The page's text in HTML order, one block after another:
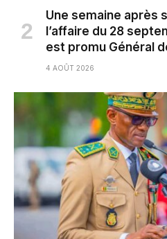
Une semaine après
l’affaire du 28
est promu Général
4 AOÛT 2026